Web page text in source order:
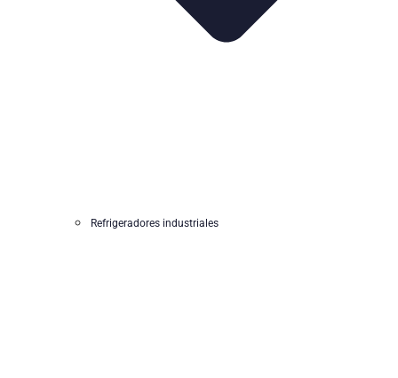
Refrigeradores industriales